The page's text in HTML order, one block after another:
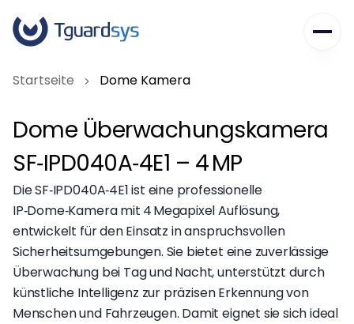
Das erste Jahr schenken wir Ihnen.
Unternehmen
Unsere Werte
Häufig gestellte Fragen
Blog
Haussicherheit
Gewerbesicherheit
Unternehmenslösungen
Karriere
Kontakt
+49 2331 62 48 128
info@tguardsys.de
Am Waldesrand 4, 58093 Hagen/Germany
Startseite Dome Kamera
Dome Überwachungskamera
SF‑IPD040A‑4E1 – 4 MP
Die SF‑IPD040A‑4E1 ist eine professionelle
IP‑Dome‑Kamera mit 4 Megapixel Auflösung,
entwickelt für den Einsatz in anspruchsvollen
Sicherheitsumgebungen. Sie bietet eine zuverlässige
Überwachung bei Tag und Nacht, unterstützt durch
künstliche Intelligenz zur präzisen Erkennung von
Menschen und Fahrzeugen. Damit eignet sie sich ideal